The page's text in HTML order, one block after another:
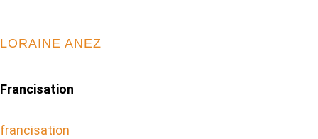
LORAINE ANEZ
Francisation
francisation